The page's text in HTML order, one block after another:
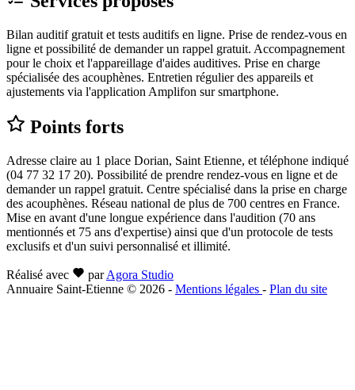
Bilan auditif gratuit et tests auditifs en ligne. Prise de rendez-vous en
ligne et possibilité de demander un rappel gratuit. Accompagnement
pour le choix et l'appareillage d'aides auditives. Prise en charge
spécialisée des acouphènes. Entretien régulier des appareils et
ajustements via l'application Amplifon sur smartphone.
Points forts
Adresse claire au 1 place Dorian, Saint Etienne, et téléphone indiqué
(04 77 32 17 20). Possibilité de prendre rendez-vous en ligne et de
demander un rappel gratuit. Centre spécialisé dans la prise en charge
des acouphènes. Réseau national de plus de 700 centres en France.
Mise en avant d'une longue expérience dans l'audition (70 ans
mentionnés et 75 ans d'expertise) ainsi que d'un protocole de tests
exclusifs et d'un suivi personnalisé et illimité.
Réalisé avec par Agora Studio
Annuaire Saint-Etienne © 2026 - Mentions légales - Plan du site